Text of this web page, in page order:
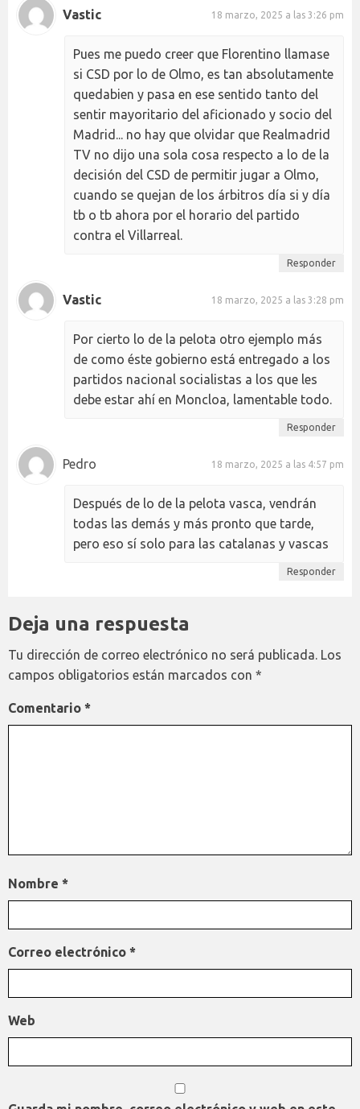
Vastic 18 marzo, 2025 a las 3:26 pm
Pues me puedo creer que Florentino llamase
si CSD por lo de Olmo, es tan absolutamente
quedabien y pasa en ese sentido tanto del
sentir mayoritario del aficionado y socio del
Madrid... no hay que olvidar que Realmadrid
TV no dijo una sola cosa respecto a lo de la
decisión del CSD de permitir jugar a Olmo,
cuando se quejan de los árbitros día si y día
tb o tb ahora por el horario del partido
contra el Villarreal.
Responder
Vastic 18 marzo, 2025 a las 3:28 pm
Por cierto lo de la pelota otro ejemplo más
de como éste gobierno está entregado a los
partidos nacional socialistas a los que les
debe estar ahí en Moncloa, lamentable todo.
Responder
Pedro 18 marzo, 2025 a las 4:57 pm
Después de lo de la pelota vasca, vendrán
todas las demás y más pronto que tarde,
pero eso sí solo para las catalanas y vascas
Responder
Deja una respuesta
Tu dirección de correo electrónico no será publicada. Los
campos obligatorios están marcados con *
Comentario *
Nombre *
Correo electrónico *
Web